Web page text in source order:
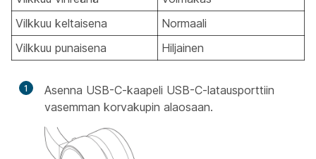
Vilkkuu keltaisena
Normaali
Vilkkuu punaisena
Hiljainen
1
Asenna USB-C-kaapeli USB-C-latausporttiin
vasemman korvakupin alaosaan.